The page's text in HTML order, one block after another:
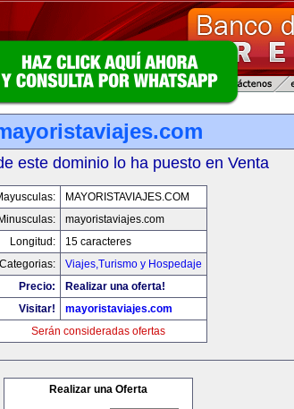
este dominio lo ha puesto en Venta
MAYORISTAVIAJES.COM
Minusculas:
mayoristaviajes.com
Longitud:
15 caracteres
Categorias:
Viajes,Turismo y Hospedaje
Precio:
Realizar una oferta!
Visitar!
mayoristaviajes.com
Serán consideradas ofertas
Realizar una Oferta